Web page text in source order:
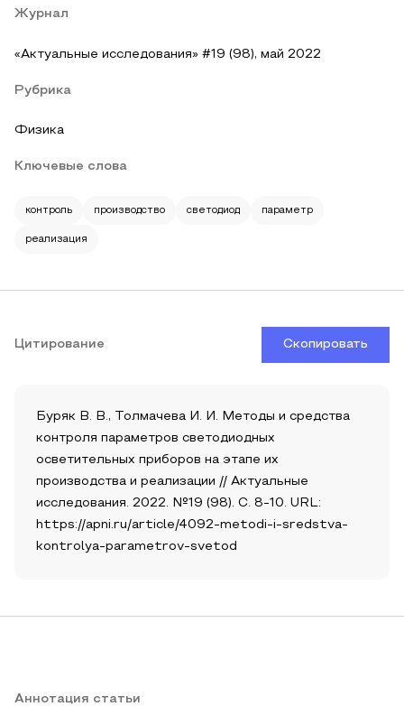
Журнал
«Актуальные исследования» #19 (98), май 2022
Рубрика
Физика
Ключевые слова
контроль производство светодиод параметр
реализация
Цитирование Скопировать
Буряк В. В., Толмачева И. И. Методы и средства
контроля параметров светодиодных
осветительных приборов на этапе их
производства и реализации // Актуальные
исследования. 2022. №19 (98). С. 8-10. URL:
https://apni.ru/article/4092-metodi-i-sredstva-
kontrolya-parametrov-svetod
Аннотация статьи